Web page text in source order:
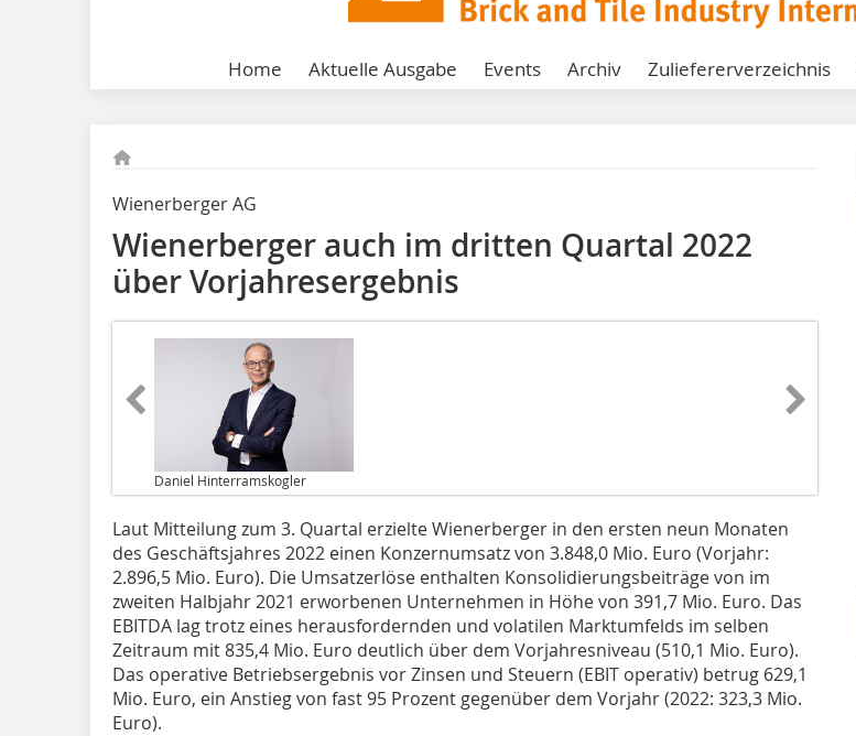
Home Aktuelle Ausgabe Events Archiv Zuliefererverzeichnis
Wienerberger AG
Wienerberger auch im dritten Quartal 2022
über Vorjahresergebnis
Daniel Hinterramskogler
Laut Mitteilung zum 3. Quartal erzielte Wienerberger in den ersten neun Monaten
des Geschäftsjahres 2022 einen Konzernumsatz von 3.848,0 Mio. Euro (Vorjahr:
2.896,5 Mio. Euro). Die Umsatzerlöse enthalten Konsolidierungsbeiträge von im
zweiten Halbjahr 2021 erworbenen Unternehmen in Höhe von 391,7 Mio. Euro. Das
EBITDA lag trotz eines herausfordernden und volatilen Marktumfelds im selben
Zeitraum mit 835,4 Mio. Euro deutlich über dem Vorjahresniveau (510,1 Mio. Euro).
Das operative Betriebsergebnis vor Zinsen und Steuern (EBIT operativ) betrug 629,1
Mio. Euro, ein Anstieg von fast 95 Prozent gegenüber dem Vorjahr (2022: 323,3 Mio.
Euro).